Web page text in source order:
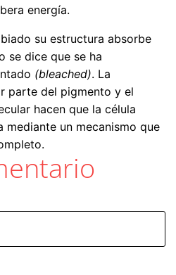
energía.
su estructura absorbe
se dice que se ha
(bleached). La
parte del pigmento y el
hacen que la célula
mediante un mecanismo que